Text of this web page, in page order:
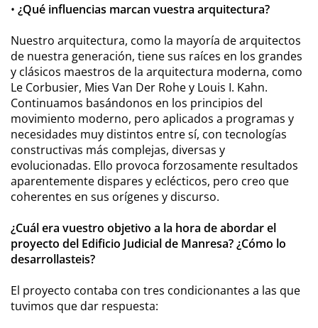
• ¿Qué influencias marcan vuestra arquitectura?
Nuestro arquitectura, como la mayoría de arquitectos
de nuestra generación, tiene sus raíces en los grandes
y clásicos maestros de la arquitectura moderna, como
Le Corbusier, Mies Van Der Rohe y Louis I. Kahn.
Continuamos basándonos en los principios del
movimiento moderno, pero aplicados a programas y
necesidades muy distintos entre sí, con tecnologías
constructivas más complejas, diversas y
evolucionadas. Ello provoca forzosamente resultados
aparentemente dispares y eclécticos, pero creo que
coherentes en sus orígenes y discurso.
¿Cuál era vuestro objetivo a la hora de abordar el
proyecto del Edificio Judicial de Manresa? ¿Cómo lo
desarrollasteis?
El proyecto contaba con tres condicionantes a las que
tuvimos que dar respuesta: